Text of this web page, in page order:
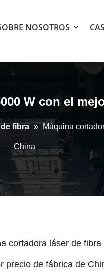
NOSOTROS
W con el
fibra » Máquina
China
cortadora láser de fibra
precio de fábrica de